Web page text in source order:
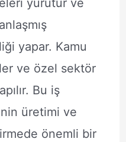
yürütür ve
yapar. Kamu
ve özel sektör
Bu iş
üretimi ve
önemli bir